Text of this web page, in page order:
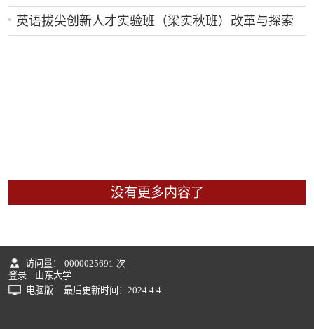
英语拔尖创新人才实验班（梁实秋班）改革与探索
没有更多内容了
访问量： 0000025691 次
登录
山东大学
电脑版
最后更新时间： 2024. 4. 4